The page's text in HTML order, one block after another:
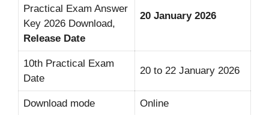
Practical Exam Answer
Key 2026 Download,
Release Date
20 January 2026
10th Practical Exam
Date
20 to 22 January 2026
Download mode Online